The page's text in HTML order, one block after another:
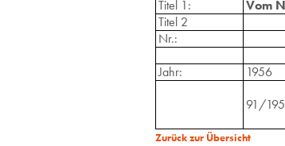
Titel 1:
Vom
Titel 2
Nr.:
Jahr:
1956
91/
Zurück zur Übersicht